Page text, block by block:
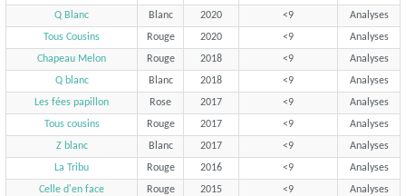
Q Blanc
Blanc 2020 <9
Analyses
Tous Cousins
Rouge 2020 <9
Analyses
Chapeau Melon
Rouge 2018 <9
Analyses
Q blanc
Blanc 2018 <9
Analyses
Les fées papillon
Rose 2017 <9
Analyses
Tous cousins
Rouge 2017 <9
Analyses
Z blanc
Blanc 2017 <9
Analyses
La Tribu
Rouge 2016 <9
Analyses
Celle d'en face
Rouge 2015 <9
Analyses